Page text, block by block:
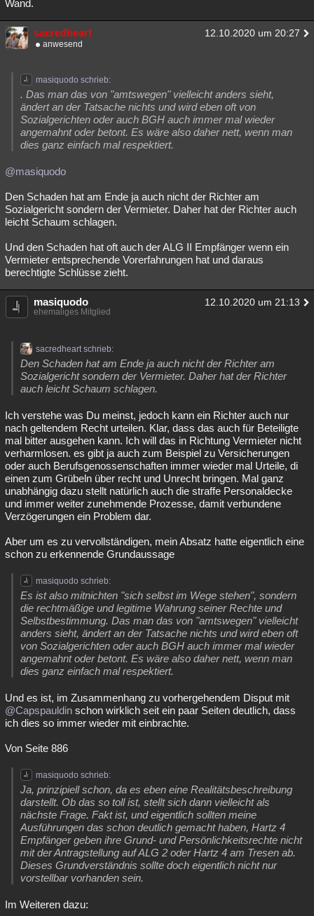
Wand.
sacredheart 12.10.2020 um 20:27
anwesend
masiquodo schrieb:
. Das man das von "amtswegen" vielleicht anders sieht,
ändert an der Tatsache nichts und wird eben oft von
Sozialgerichten oder auch BGH auch immer mal wieder
angemahnt oder betont. Es wäre also daher nett, wenn man
dies ganz einfach mal respektiert.
@masiquodo
Den Schaden hat am Ende ja auch nicht der Richter am
Sozialgericht sondern der Vermieter. Daher hat der Richter auch
leicht Schaum schlagen.
Und den Schaden hat oft auch der ALG II Empfänger wenn ein
Vermieter entsprechende Vorerfahrungen hat und daraus
berechtigte Schlüsse zieht.
masiquodo 12.10.2020 um 21:13
ehemaliges Mitglied
sacredheart schrieb:
Den Schaden hat am Ende ja auch nicht der Richter am
Sozialgericht sondern der Vermieter. Daher hat der Richter
auch leicht Schaum schlagen.
Ich verstehe was Du meinst, jedoch kann ein Richter auch nur
nach geltendem Recht urteilen. Klar, dass das auch für Beteiligte
mal bitter ausgehen kann. Ich will das in Richtung Vermieter nicht
verharmlosen. es gibt ja auch zum Beispiel zu Versicherungen
oder auch Berufsgenossenschaften immer wieder mal Urteile, di
einen zum Grübeln über recht und Unrecht bringen. Mal ganz
unabhängig dazu stellt natürlich auch die straffe Personaldecke
und immer weiter zunehmende Prozesse, damit verbundene
Verzögerungen ein Problem dar.
Aber um es zu vervollständigen, mein Absatz hatte eigentlich eine
schon zu erkennende Grundaussage
masiquodo schrieb:
Es ist also mitnichten "sich selbst im Wege stehen", sondern
die rechtmäßige und legitime Wahrung seiner Rechte und
Selbstbestimmung. Das man das von "amtswegen" vielleicht
anders sieht, ändert an der Tatsache nichts und wird eben oft
von Sozialgerichten oder auch BGH auch immer mal wieder
angemahnt oder betont. Es wäre also daher nett, wenn man
dies ganz einfach mal respektiert.
Und es ist, im Zusammenhang zu vorhergehendem Disput mit
@Capspauldin schon wirklich seit ein paar Seiten deutlich, dass
ich dies so immer wieder mit einbrachte.
Von Seite 886
masiquodo schrieb:
Ja, prinzipiell schon, da es eben eine Realitätsbeschreibung
darstellt. Ob das so toll ist, stellt sich dann vielleicht als
nächste Frage. Fakt ist, und eigentlich sollten meine
Ausführungen das schon deutlich gemacht haben, Hartz 4
Empfänger geben ihre Grund- und Persönlichkeitsrechte nicht
mit der Antragstellung auf ALG 2 oder Hartz 4 am Tresen ab.
Dieses Grundverständnis sollte doch eigentlich nicht nur
vorstellbar vorhanden sein.
Im Weiteren dazu: